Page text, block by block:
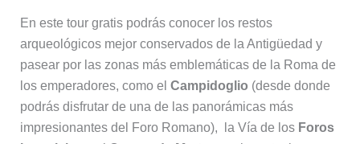
En este tour gratis podrás conocer los restos
arqueológicos mejor conservados de la Antigüedad y
pasear por las zonas más emblemáticas de la Roma de
los emperadores, como el Campidoglio (desde donde
podrás disfrutar de una de las panorámicas más
impresionantes del Foro Romano), la Vía de los Foros